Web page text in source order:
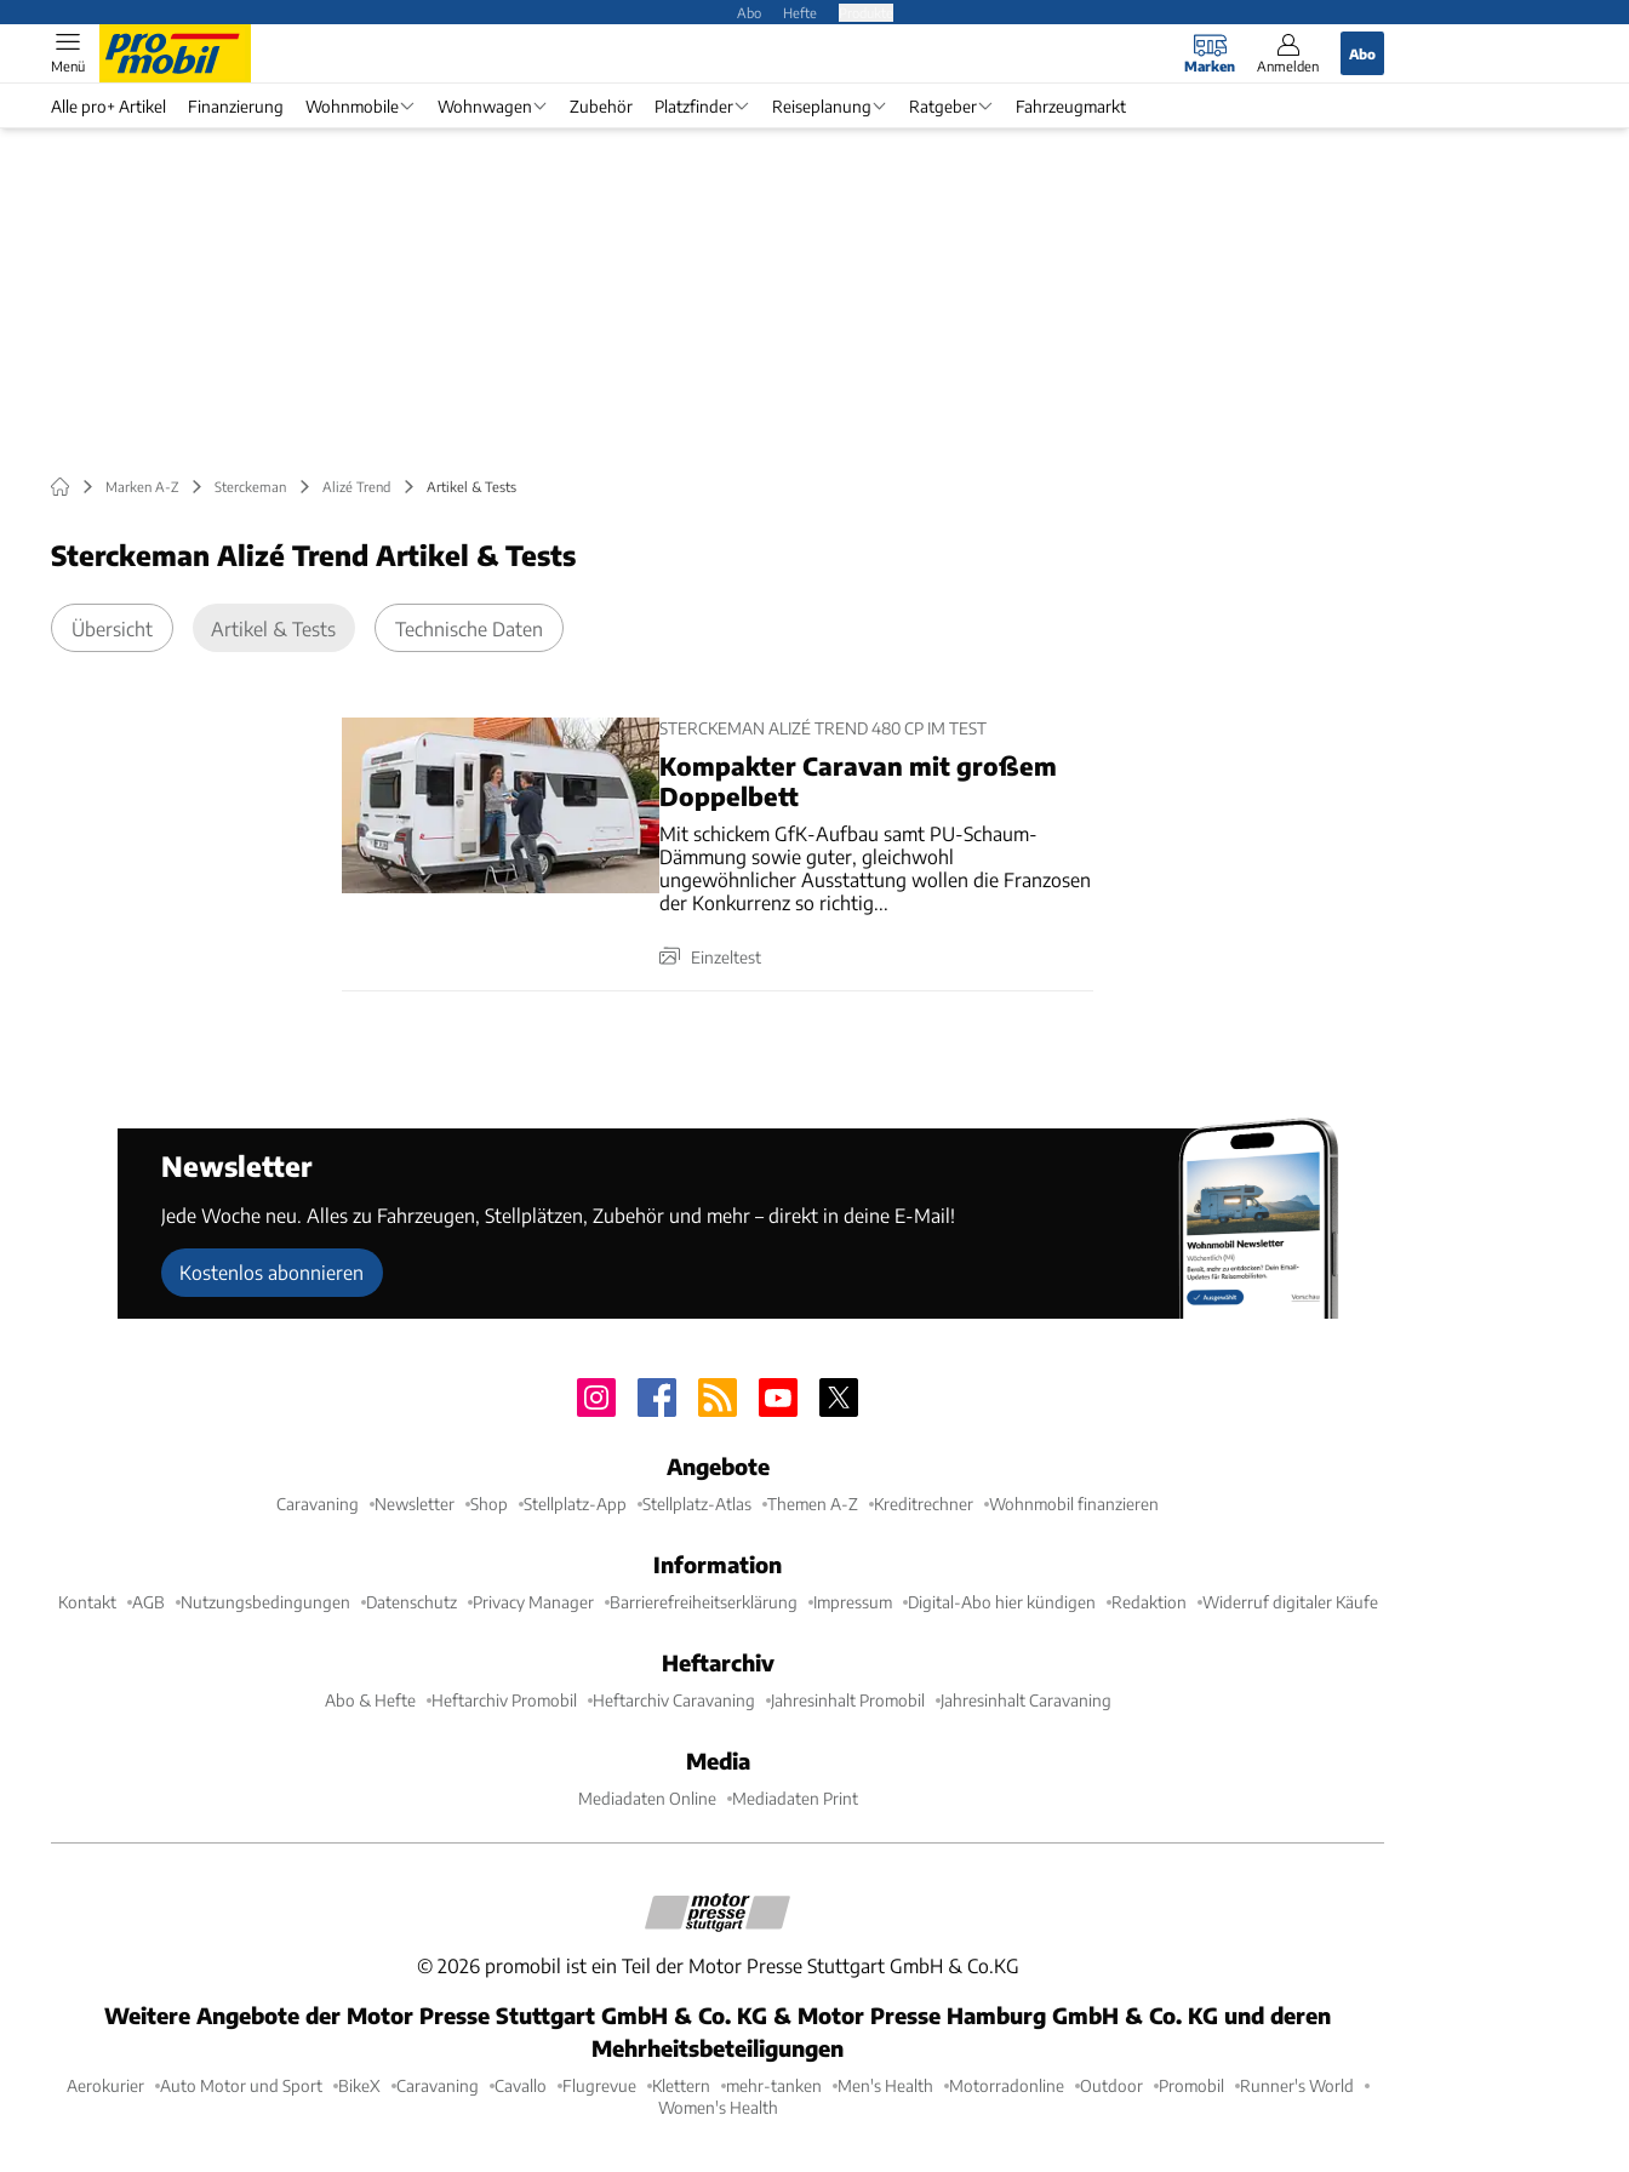
Abo Hefte
Marken Anmelden
Abo
Menü
Alle pro+ Artikel Finanzierung Wohnmobile Wohnwagen Zubehör Platzfinder Reiseplanung Ratgeber Fahrzeugmarkt
Marken A-Z Sterckeman Alizé Trend Artikel & Tests
Sterckeman Alizé Trend Artikel & Tests
Übersicht Artikel & Tests Technische Daten
STERCKEMAN ALIZÉ TREND 480 CP IM TEST
Kompakter Caravan mit großem
Doppelbett
Mit schickem GfK-Aufbau samt PU-Schaum-
Dämmung sowie guter, gleichwohl
ungewöhnlicher Ausstattung wollen die Franzosen
der Konkurrenz so richtig...
Einzeltest
Newsletter
Jede Woche neu. Alles zu Fahrzeugen, Stellplätzen, Zubehör und mehr – direkt in deine E-Mail!
Kostenlos abonnieren
Angebote
Caravaning Newsletter Shop Stellplatz-App Stellplatz-Atlas Themen A-Z Kreditrechner Wohnmobil finanzieren
Information
Kontakt AGB Nutzungsbedingungen Datenschutz Privacy Manager Barrierefreiheitserklärung Impressum Digital-Abo hier kündigen Redaktion Widerruf digitaler Käufe
Heftarchiv
Abo & Hefte Heftarchiv Promobil Heftarchiv Caravaning Jahresinhalt Promobil Jahresinhalt Caravaning
Media
Mediadaten Online Mediadaten Print
© 2026 promobil ist ein Teil der Motor Presse Stuttgart GmbH & Co.KG
Weitere Angebote der Motor Presse Stuttgart GmbH & Co. KG & Motor Presse Hamburg GmbH & Co. KG und deren
Mehrheitsbeteiligungen
Aerokurier Auto Motor und Sport BikeX Caravaning Cavallo Flugrevue Klettern mehr-tanken Men's Health Motorradonline Outdoor Promobil
Runner's World
Women's Health